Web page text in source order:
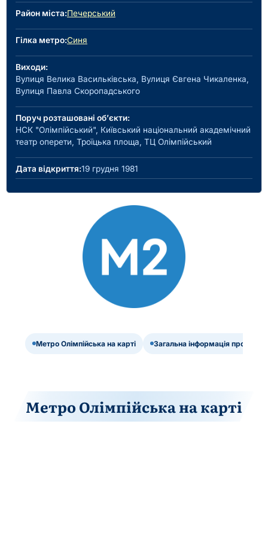
Район міста:Печерський
Гілка метро:Синя
Виходи:
Вулиця Велика Васильківська, Вулиця Євгена Чикаленка,
Вулиця Павла Скоропадського
Поруч розташовані об’єкти:
НСК "Олімпійський", Київський національний академічний
театр оперети, Троїцька площа, ТЦ Олімпійський
Дата відкриття:19 грудня 1981
Метро Олімпійська на карті Загальна інформація про
Метро Олімпійська на карті